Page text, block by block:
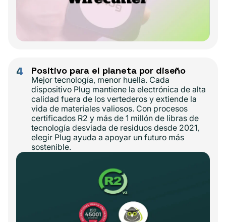
4 Positivo para el planeta por diseño
Mejor tecnología, menor huella. Cada
dispositivo Plug mantiene la electrónica de alta
calidad fuera de los vertederos y extiende la
vida de materiales valiosos. Con procesos
certificados R2 y más de 1 millón de libras de
tecnología desviada de residuos desde 2021,
elegir Plug ayuda a apoyar un futuro más
sostenible.